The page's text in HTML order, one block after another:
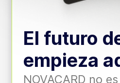
El futuro
empieza
NOVACARD no